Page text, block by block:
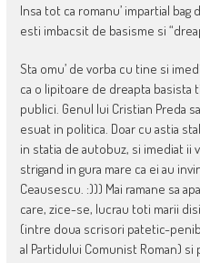
Insa tot ca romanu’ impartial
esti imbacsit de basisme si
Sta omu’ de vorba cu tine si
ca o lipitoare de dreapta basista
publici. Genul lui Cristian Preda
esuat in politica. Doar cu astia
in statia de autobuz, si imediat ii
strigand in gura mare ca ei au
Ceausescu. :))) Mai ramane sa
care, zice-se, lucrau toti marii
(intre doua scrisori patetic-
al Partidului Comunist Roman) si